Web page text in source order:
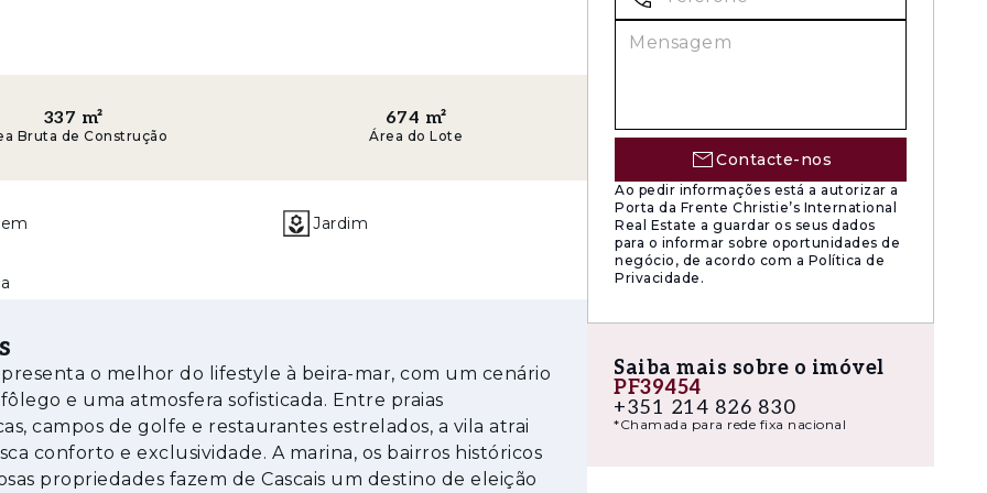
oferece cerca de 608 m² de área total distribuídos
absoluto.
entre os interiores e os espaços exteriores. A
eletrodomésticos de elevada qualidade, combina
um elegante escritório, ideal para quem privilegia um
o exterior combina um jardim paisagístico de
revestida a pedra natural e um refinado espaço firepit,
ao ar livre. Um cenário perfeito para momentos de convívio
337 m²
Bruta de Construção
674 m²
Área do Lote
Jardim
o melhor do lifestyle à beira-mar, com um cenário
e uma atmosfera sofisticada. Entre praias
campos de golfe e restaurantes estrelados, a vila atrai
conforto e exclusividade. A marina, os bairros históricos
propriedades fazem de Cascais um destino de eleição
Contacte-nos
Ao pedir informações está a autorizar a
Porta da Frente Christie’s International
Real Estate a guardar os seus dados
para o informar sobre oportunidades de
negócio, de acordo com a Política de
Privacidade.
Saiba mais sobre o imóvel
PF39454
+351 214 826 830
*Chamada para rede fixa nacional